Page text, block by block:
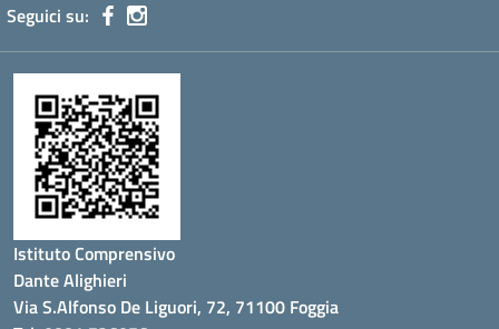
Seguici su:
Istituto Comprensivo
Dante Alighieri
Via S.Alfonso De Liguori, 72, 71100 Foggia